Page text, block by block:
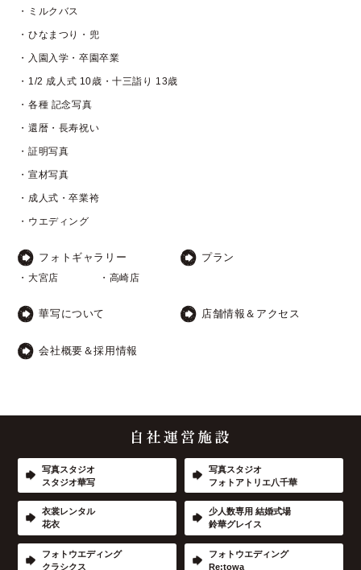
・ミルクバス
・ひなまつり・兜
・入園入学・卒園卒業
・1/2 成人式 10歳・十三詣り 13歳
・各種 記念写真
・還暦・長寿祝い
・証明写真
・宣材写真
・成人式・卒業袴
・ウエディング
フォトギャラリー
・大宮店 ・高崎店
プラン
華写について 店舗情報＆アクセス
会社概要＆採用情報
写真スタジオ
スタジオ華写
写真スタジオ
フォトアトリエ八千華
衣裳レンタル
花衣
少人数専用 結婚式場
鈴華グレイス
フォトウエディング
クラシクス
フォトウエディング
Re:towa